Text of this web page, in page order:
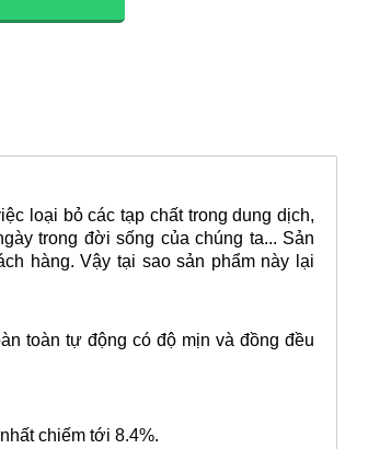
loại bỏ các tạp chất trong dung dịch,
trong đời sống của chúng ta... Sản
hàng. Vậy tại sao sản phẩm này lại
toàn tự động có độ mịn và đồng đều
chiếm tới 8.4%.